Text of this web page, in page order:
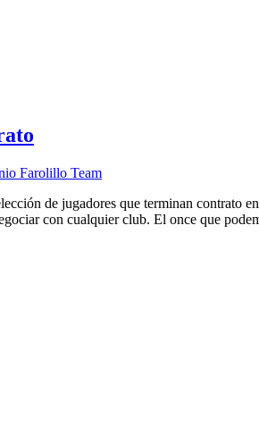
Farolillo Team
de jugadores que terminan
con cualquier club. El once que